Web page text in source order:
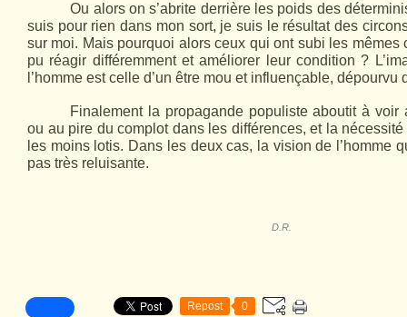
Ou alors on s’abrite derrière les poids des
suis pour rien dans mon sort, je suis le résultat des
sur moi. Mais pourquoi alors ceux qui ont subi les mêmes
pu réagir différemment et améliorer leur condition ?
l’homme est celle d’un être mou et influençable, dépourvu
Finalement la propagande populiste aboutit à voir
ou au pire du complot dans les différences, et la nécessité
les moins lotis. Dans les deux cas, la vision de l’homme
pas très reluisante.
D.R.
Repost 0